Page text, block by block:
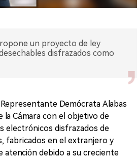
un proyecto de ley
disfrazados como
Demócrata Alabas
Cámara con el objetivo de
electrónicos disfrazados de
fabricados en el extranjero y
atención debido a su creciente